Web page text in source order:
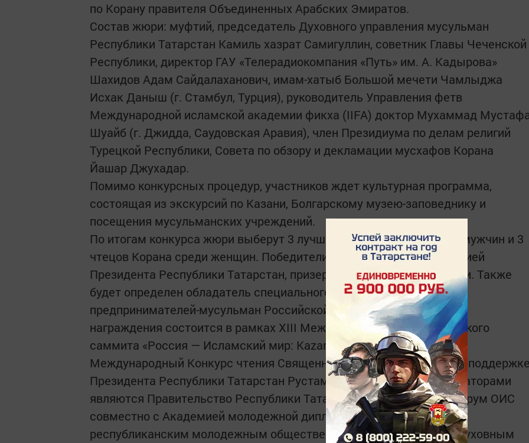
по Корану правителя Объединенных Арабских Эмиратов.
Состав жюри: муфтий, председатель Духовного управления мусульман
Республики Татарстан Камиль хазрат Самигуллин, советник Главы Чеченской
Республики, директор ГАУ «Телерадиокомпания «Путь» им. А. Кадырова»
Шахидов Адам Сайдалаханович, имам-хатыб Большой мечети Чамлыджа
Исхак Даныш (г. Стамбул, Турция), руководитель Управления фетв
Международной исламской академии фикха (IIFA) доктор Мухаммад
Шуайб (г. Джидда, Саудовская Аравия), член Президиума по делам религий
Турецкой Республики, Совета по обзору и декламации мусхафов Корана
Йашар Джухадар.
Помимо конкурсных процедур, участников ждет культурная программа,
состоящая из экскурсий по Казани, Болгарскому музею-заповеднику и
посещения мусульманских учреждений.
По итогам конкурса жюри выберут 3 лучших чтецов Корана среди мужчин и 3
чтецов Корана среди женщин. Победители будут награждены премией
Президента Республики Татарстан, призеры – диджитал девайсами. Также
будет определен обладатель специального приза от Ассоциации
предпринимателей-мусульман Российской Федерации. Церемония
награждения состоится в рамках ХIII Международного экономического
саммита «Россия — Исламский мир: KazanSummit 2022».
Международный Конкурс чтения Священного Корана проходит при
Президента Республики Татарстан Рустама Минниханова. Организаторами
являются Правительство Республики Татарстан и Молодежный форум ОИС
совместно с Академией молодежной дипломатии, Татарстанским
республиканским молодежным общественным фондом «Сэлэт», Духовным